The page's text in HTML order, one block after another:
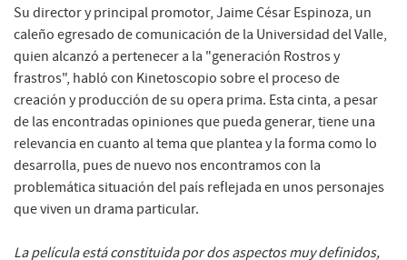
Su director y principal promotor, Jaime César Espinoza, un
caleño egresado de comunicación de la Universidad del Valle,
quien alcanzó a pertenecer a la "generación Rostros y
frastros", habló con Kinetoscopio sobre el proceso de
creación y producción de su opera prima. Esta cinta, a pesar
de las encontradas opiniones que pueda generar, tiene una
relevancia en cuanto al tema que plantea y la forma como lo
desarrolla, pues de nuevo nos encontramos con la
problemática situación del país reflejada en unos personajes
que viven un drama particular.
La película está constituida por dos aspectos muy definidos,